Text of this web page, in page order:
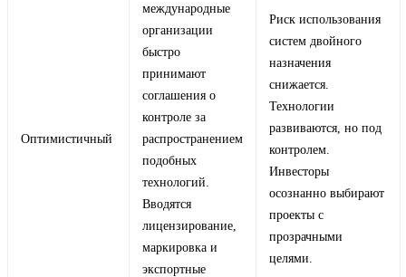
Оптимистичный
международные
организации
быстро
принимают
соглашения о
контроле за
распространением
подобных
технологий.
Вводятся
лицензирование,
маркировка и
экспортные
Риск использования
систем двойного
назначения
снижается.
Технологии
развиваются, но под
контролем.
Инвесторы
осознанно выбирают
проекты с
прозрачными
целями.